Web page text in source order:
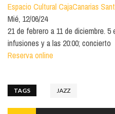
Espacio Cultural CajaCanarias
Mié, 12/06/24
21 de febrero a 11 de diciembre.
infusiones y a las 20:00; concierto
Reserva online
TAGS JAZZ